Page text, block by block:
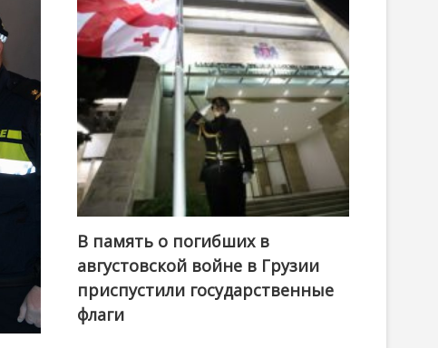
o
n
В память о погибших в
августовской войне в Грузии
приспустили государственные
флаги